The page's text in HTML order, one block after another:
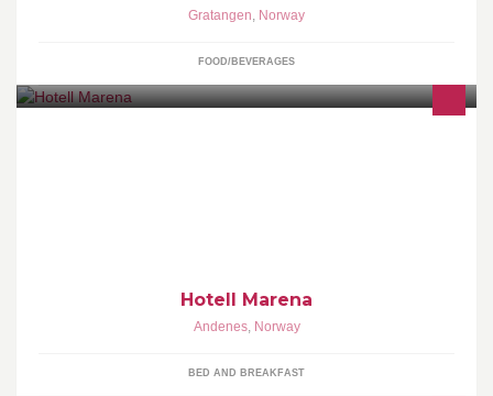
Gratangen, Norway
FOOD/BEVERAGES
Hotell Marena
Andenes, Norway
BED AND BREAKFAST